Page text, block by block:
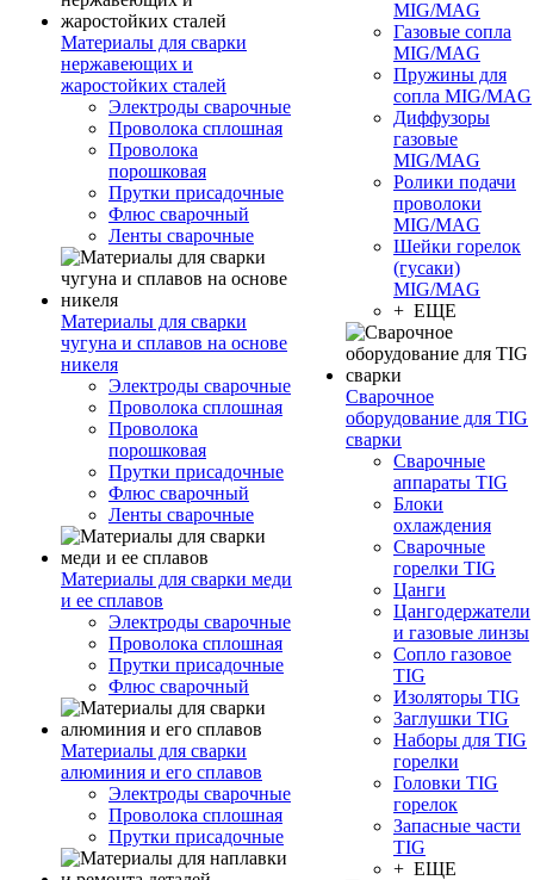
Материалы для сварки
нержавеющих и
жаростойких сталей
Электроды сварочные
Проволока сплошная
Проволока
порошковая
Прутки присадочные
Флюс сварочный
Ленты сварочные
Материалы для сварки
чугуна и сплавов на основе
никеля
Электроды сварочные
Проволока сплошная
Проволока
порошковая
Прутки присадочные
Флюс сварочный
Ленты сварочные
Материалы для сварки меди
и ее сплавов
Электроды сварочные
Проволока сплошная
Прутки присадочные
Флюс сварочный
Материалы для сварки
алюминия и его сплавов
Электроды сварочные
Проволока сплошная
Прутки присадочные
MIG/MAG
Газовые сопла
MIG/MAG
Пружины для
сопла MIG/MAG
Диффузоры
газовые
MIG/MAG
Ролики подачи
проволоки
MIG/MAG
Шейки горелок
(гусаки)
MIG/MAG
+ ЕЩЕ
Сварочное
оборудование для TIG
сварки
Сварочные
аппараты TIG
Блоки
охлаждения
Сварочные
горелки TIG
Цанги
Цангодержатели
и газовые линзы
Сопло газовое
TIG
Изоляторы TIG
Заглушки TIG
Наборы для TIG
горелки
Головки TIG
горелок
Запасные части
TIG
+ ЕЩЕ